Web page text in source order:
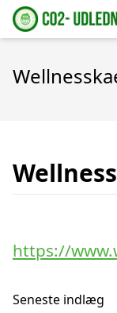
https://
Seneste indlæg